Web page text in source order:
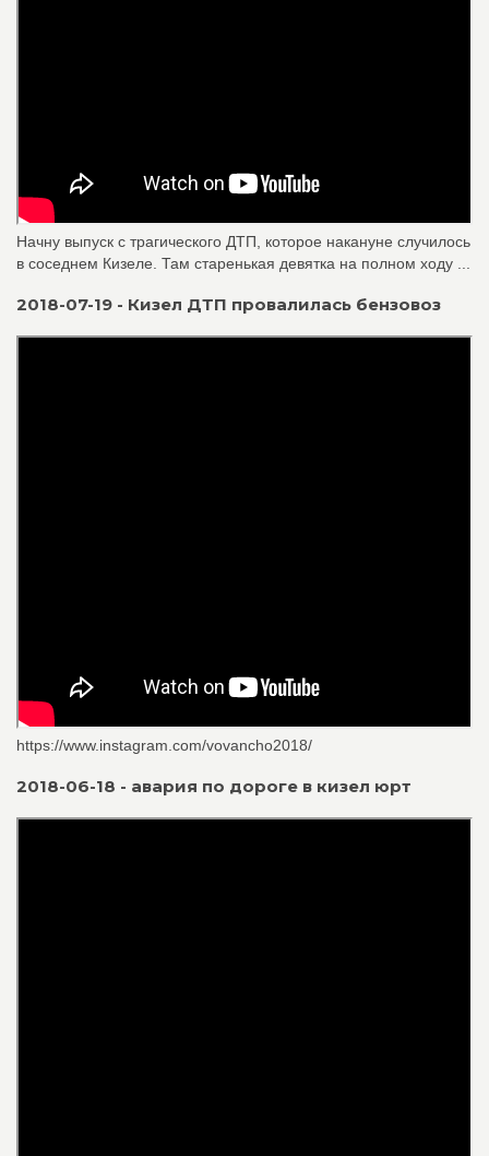
Начну выпуск с трагического ДТП, которое накануне случилось
в соседнем Кизеле. Там старенькая девятка на полном ходу ...
2018-07-19 - Кизел ДТП провалилась бензовоз
https://www.instagram.com/vovancho2018/
2018-06-18 - авария по дороге в кизел юрт